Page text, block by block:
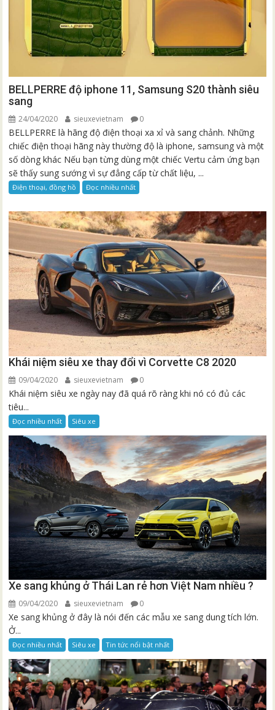
BELLPERRE độ iphone 11, Samsung S20 thành siêu
sang
24/04/2020 sieuxevietnam 0
BELLPERRE là hãng độ điện thoại xa xỉ và sang chảnh. Những
chiếc điện thoại hãng này thường độ là iphone, samsung và một
số dòng khác Nếu bạn từng dùng một chiếc Vertu cảm ứng bạn
sẽ thấy sung sướng vì sự đẳng cấp từ chất liệu, ...
Điện thoại, đồng hồ Đọc nhiều nhất
Khái niệm siêu xe thay đổi vì Corvette C8 2020
09/04/2020 sieuxevietnam 0
Khái niệm siêu xe ngày nay đã quá rõ ràng khi nó có đủ các
tiêu...
Đọc nhiều nhất Siêu xe
Xe sang khủng ở Thái Lan rẻ hơn Việt Nam nhiều ?
09/04/2020 sieuxevietnam 0
Xe sang khủng ở đây là nói đến các mẫu xe sang dung tích lớn.
Ở...
Đọc nhiều nhất Siêu xe Tin tức nổi bật nhất